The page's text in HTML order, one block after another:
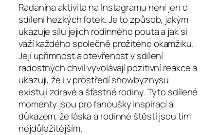
Radanina aktivita na Instagramu není jen o
sdílení hezkých fotek. Je to způsob, jakým
ukazuje sílu jejich rodinného pouta a jak si
váží každého společně prožitého okamžiku.
Její upřímnost a otevřenost v sdílení
radostných chvil vyvolávají pozitivní reakce a
ukazují, že i v prostředí showbyznysu
existují zdravé a šťastné rodiny. Tyto sdílené
momenty jsou pro fanoušky inspirací a
důkazem, že láska a rodinné štěstí jsou tím
nejdůležitějším.